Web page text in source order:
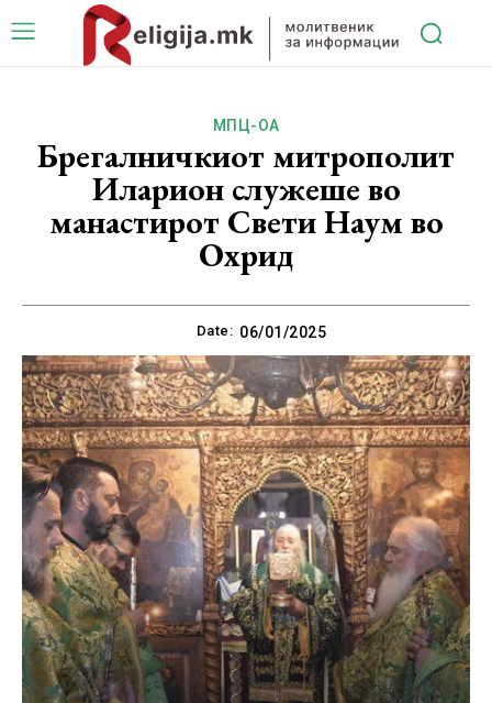
МПЦ-ОА
Брегалничкиот митрополит
Иларион служеше во
манастирот Свети Наум во
Охрид
Date: 06/01/2025